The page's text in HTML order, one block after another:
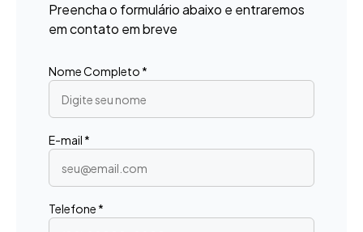
Preencha o formulário abaixo e entraremos
em contato em breve
Nome Completo *
E-mail *
Telefone *